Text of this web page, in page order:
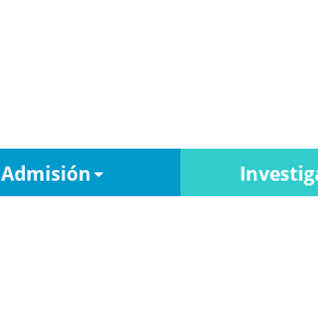
Admisión